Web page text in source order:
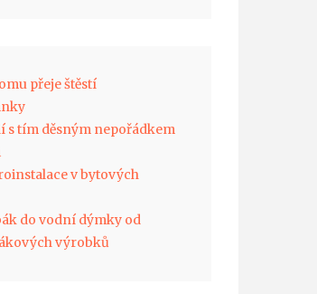
přeje štěstí
s tím děsným nepořádkem
v bytových
do vodní dýmky od
výrobků